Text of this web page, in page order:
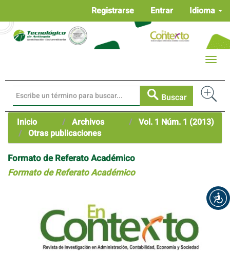
Contenido
principal
Idioma
Registrarse Entrar
Buscar
Toggle
Inicio Archivos
Vol. 1 Núm. 1 (2013)
Otras publicaciones
Formato de Referato Académico
Formato de Referato Académico
artículo